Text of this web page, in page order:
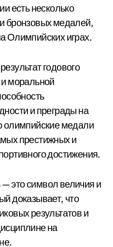
есть несколько
бронзовых медалей,
Олимпийских играх.
годового
моральной
и преграды на
олимпийские медали
престижных и
достижения.
это символ величия и
доказывает, что
результатов и
на